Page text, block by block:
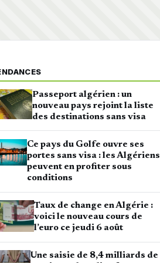
Passeport algérien : un
nouveau pays rejoint la liste
des destinations sans visa
Ce pays du Golfe ouvre ses
portes sans visa : les Algériens
peuvent en profiter sous
conditions
Taux de change en Algérie :
voici le nouveau cours de
l’euro ce jeudi 6 août
Une saisie de 8,4 milliards de